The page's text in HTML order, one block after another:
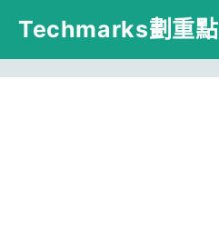
跳
主
Techmarks劃重點